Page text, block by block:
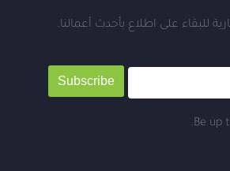
للبقاء على اطلاع بأحدث أعمالنا.
Subscribe
Be up